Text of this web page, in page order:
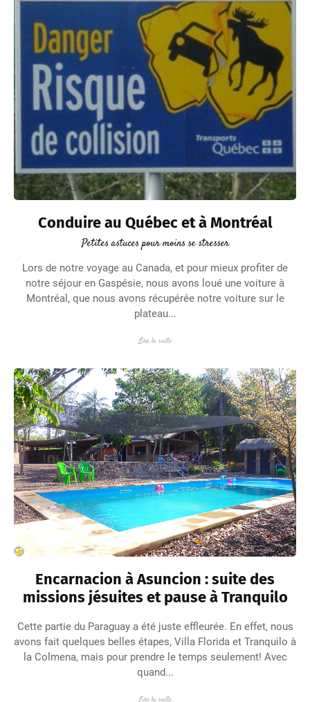
Conduire au Québec et à Montréal
Petites astuces pour moins se stresser
Lors de notre voyage au Canada, et pour mieux profiter de
notre séjour en Gaspésie, nous avons loué une voiture à
Montréal, que nous avons récupérée notre voiture sur le
plateau...
Lire la suite
Encarnacion à Asuncion : suite des
missions jésuites et pause à Tranquilo
Cette partie du Paraguay a été juste effleurée. En effet, nous
avons fait quelques belles étapes, Villa Florida et Tranquilo à
la Colmena, mais pour prendre le temps seulement! Avec
quand...
Lire la suite